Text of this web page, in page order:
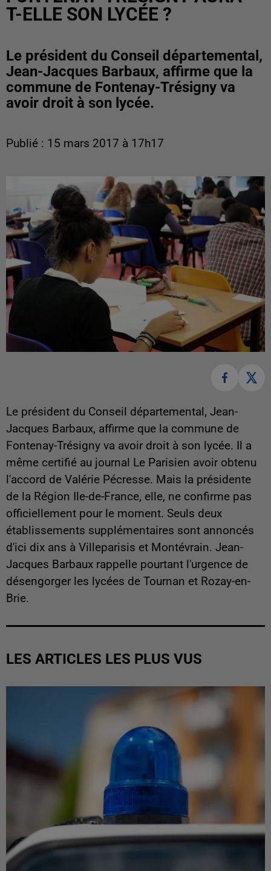
T-ELLE SON LYCÉE ?
Le président du Conseil départemental,
Jean-Jacques Barbaux, affirme que la
commune de Fontenay-Trésigny va
avoir droit à son lycée.
Publié : 15 mars 2017 à 17h17
Le président du Conseil départemental, Jean-
Jacques Barbaux, affirme que la commune de
Fontenay-Trésigny va avoir droit à son lycée. Il a
même certifié au journal Le Parisien avoir obtenu
l'accord de Valérie Pécresse. Mais la présidente
de la Région Ile-de-France, elle, ne confirme pas
officiellement pour le moment. Seuls deux
établissements supplémentaires sont annoncés
d'ici dix ans à Villeparisis et Montévrain. Jean-
Jacques Barbaux rappelle pourtant l'urgence de
désengorger les lycées de Tournan et Rozay-en-
Brie.
LES ARTICLES LES PLUS VUS